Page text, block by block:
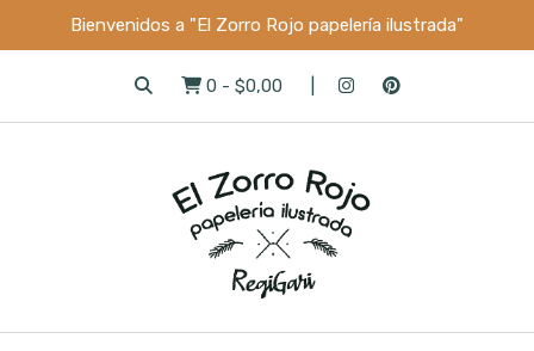
Bienvenidos a "El Zorro Rojo papelería ilustrada"
0 - $0,00